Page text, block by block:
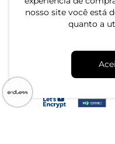
nosso site você está
quanto a
CNPJ: